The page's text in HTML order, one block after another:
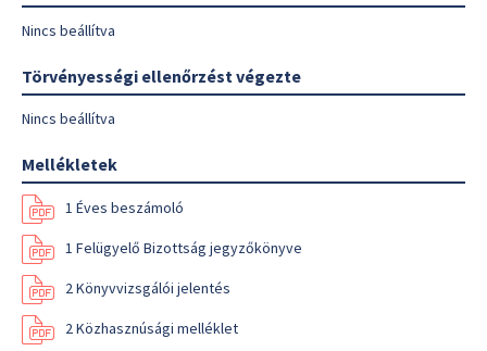
Nincs beállítva
Törvényességi ellenőrzést végezte
Nincs beállítva
Mellékletek
1 Éves beszámoló
1 Felügyelő Bizottság jegyzőkönyve
2 Könyvvizsgálói jelentés
2 Közhasznúsági melléklet